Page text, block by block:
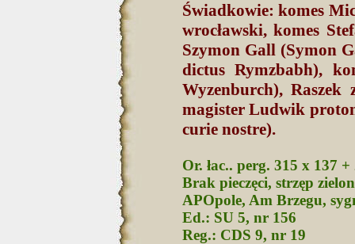
Świadkowie: komes
wrocławski, komes
Szymon Gall (Symon
dictus Rymzbabh),
Wyzenburch),
magister Ludwik
curie nostre).
Or. łac.. perg. 315 x 137 +
Brak pieczęci, strzęp
APOpole, Am Brzegu,
Ed.: SU 5, nr 156
Reg.: CDS 9, nr 19